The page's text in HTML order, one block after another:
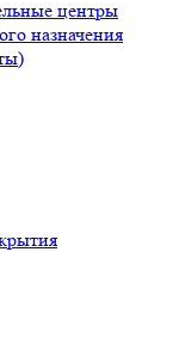
центры
назначения